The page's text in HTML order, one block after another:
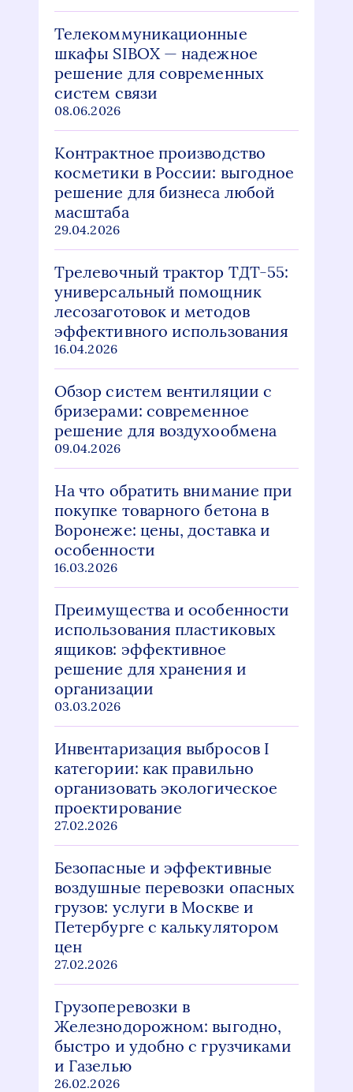
Телекоммуникационные
шкафы SIBOX — надежное
решение для современных
систем связи
08.06.2026
Контрактное производство
косметики в России: выгодное
решение для бизнеса любой
масштаба
29.04.2026
Трелевочный трактор ТДТ-55:
универсальный помощник
лесозаготовок и методов
эффективного использования
16.04.2026
Обзор систем вентиляции с
бризерами: современное
решение для воздухообмена
09.04.2026
На что обратить внимание при
покупке товарного бетона в
Воронеже: цены, доставка и
особенности
16.03.2026
Преимущества и особенности
использования пластиковых
ящиков: эффективное
решение для хранения и
организации
03.03.2026
Инвентаризация выбросов I
категории: как правильно
организовать экологическое
проектирование
27.02.2026
Безопасные и эффективные
воздушные перевозки опасных
грузов: услуги в Москве и
Петербурге с калькулятором
цен
27.02.2026
Грузоперевозки в
Железнодорожном: выгодно,
быстро и удобно с грузчиками
и Газелью
26.02.2026